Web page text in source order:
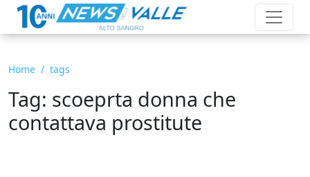
Home tags
Tag: scoeprta donna che
contattava prostitute